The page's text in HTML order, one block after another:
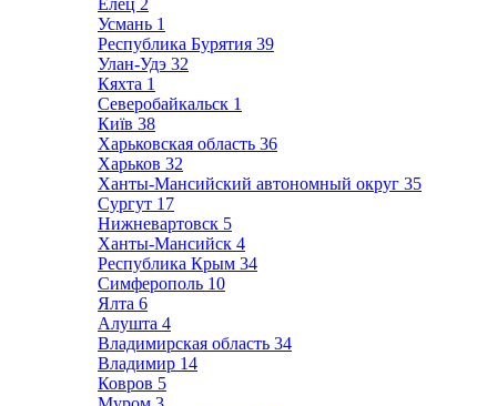
Елец 2
Усмань 1
Республика Бурятия 39
Улан-Удэ 32
Кяхта 1
Северобайкальск 1
Київ 38
Харьковская область 36
Харьков 32
Ханты-Мансийский автономный округ 35
Сургут 17
Нижневартовск 5
Ханты-Мансийск 4
Республика Крым 34
Симферополь 10
Ялта 6
Алушта 4
Владимирская область 34
Владимир 14
Ковров 5